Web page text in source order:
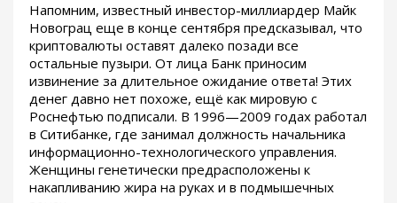
Напомним, известный инвестор-миллиардер Майк
Новограц еще в конце сентября предсказывал, что
криптовалюты оставят далеко позади все
остальные пузыри. От лица Банк приносим
извинение за длительное ожидание ответа! Этих
денег давно нет похоже, ещё как мировую с
Роснефтью подписали. В 1996—2009 годах работал
в Ситибанке, где занимал должность начальника
информационно-технологического управления.
Женщины генетически предрасположены к
накапливанию жира на руках и в подмышечных